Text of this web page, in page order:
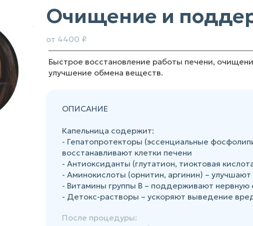
Очищение и
от 4400 ₽
Быстрое восстановление работы печени,
улучшение обмена веществ.
ОПИСАНИЕ
Капельница содержит:
- Гепатопротекторы (эссенциальные
восстанавливают клетки печени
- Антиоксиданты (глутатион, тиоктовая
- Аминокислоты (орнитин, аргинин) –
- Витамины группы В – поддерживают нервную
- Детокс-растворы – ускоряют выведение
После процедуры: